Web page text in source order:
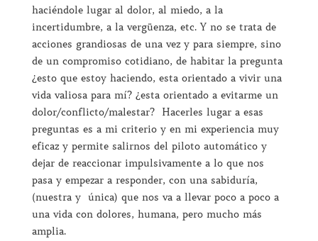
haciéndole lugar al dolor, al miedo, a la
incertidumbre, a la vergüenza, etc. Y no se trata de
acciones grandiosas de una vez y para siempre, sino
de un compromiso cotidiano, de habitar la pregunta
¿esto que estoy haciendo, esta orientado a vivir una
vida valiosa para mí? ¿esta orientado a evitarme un
dolor/conflicto/malestar? Hacerles lugar a esas
preguntas es a mi criterio y en mi experiencia muy
eficaz y permite salirnos del piloto automático y
dejar de reaccionar impulsivamente a lo que nos
pasa y empezar a responder, con una sabiduría,
(nuestra y única) que nos va a llevar poco a poco a
una vida con dolores, humana, pero mucho más
amplia.